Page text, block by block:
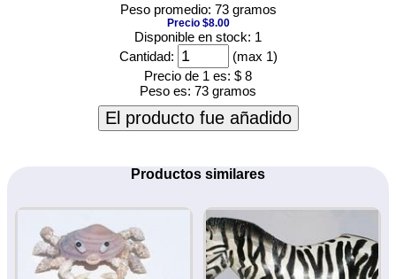
Peso promedio: 73 gramos
Precio $8.00
Disponible en stock: 1
Cantidad:
(max 1)
Precio de 1 es: $ 8
Peso es: 73 gramos
El producto fue añadido
Productos similares